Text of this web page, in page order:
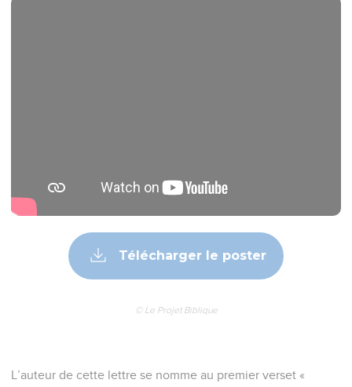
Télécharger le poster
© Le Projet Biblique
L’auteur de cette lettre se nomme au premier verset «